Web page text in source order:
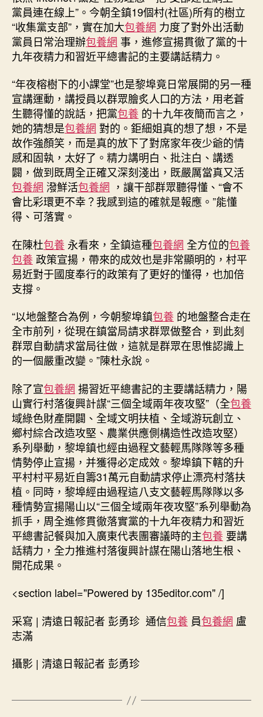
黨員連在線上”。今朝全鎮19個村(社區)所有的樹立
“收集黨支部”，實在加大包養網 力度了對外出活動
黨員日常治理辦包養網 事，進修宣揚貫徹了黨的十
九年夜精力和習近平總書記的主要講話精力。
“年夜榕樹下的小課堂”也是黎埠竟日常展開的另一種
宣講運動，講授員以群眾膾炙人口的方法，用老蒼
生聽得懂的說話，把黨包養 的十九年夜簡而言之，
她的猜想是包養網 對的。鉅細姐真的想了想，不是
故作強顏笑，而是真的放下了對席家年夜少爺的情
感和固執，太好了。精力講明白、批注白、講透
闢，做到既周全正確又深刻淺出，既嚴厲當真又活
包養網 潑鮮活包養網 ，讓干部群眾聽得懂、“會不
會比彩環更不幸？我感到這的確就是報應。”能懂
得、可落實。
在陳杜包養 永看來，全鎮這種包養網 全方位的包養
包養政策宣揚，帶來的成效也是非常顯明的，村平
易近對于國度奉行的政策有了更好的懂得，也加倍
支撐。
“以地盤整合為例，今朝黎埠鎮包養 的地盤整合走在
全市前列，從現在鎮當局請求群眾做整合，到此刻
群眾自動請求當局往做，這就是群眾在思惟認識上
的一個嚴重改變。”陳杜永說。
除了宣包養網 揚習近平總書記的主要講話精力，陽
山實行村落復興計謀“三個全域兩年夜攻堅”（全包養
域綠色財產開闢、全域文明扶植、全域游玩創立、
鄉村綜合改造攻堅、農業供應側構造性改造攻堅）
系列舉動，黎埠鎮也經由過程文藝輕馬隊隊等多種
情勢停止宣揚，并獲得必定成效。黎埠鎮下轄的升
平村村平易近自籌31萬元自動請求停止漂亮村落扶
植。同時，黎埠經由過程這八支文藝輕馬隊隊以多
種情勢宣揚陽山以“三個全域兩年夜攻堅”系列舉動為
抓手，周全進修貫徹落實黨的十九年夜精力和習近
平總書記餐與加入廣東代表團審議時的主包養 要講
話精力，全力推進村落復興計謀在陽山落地生根、
開花成果。
<section label="Powered by 135editor.com" /]
采寫 | 清遠日報記者 彭勇珍 通信包養 員包養網 盧
志滿
攝影 | 清遠日報記者 彭勇珍